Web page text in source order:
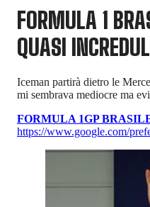
FORMULA 1
QUASI
Iceman partirà dietro le
mi sembrava mediocre ma
FORMULA 1GP
https://www.google.com/